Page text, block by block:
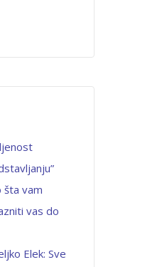
šta vam
vas do
Elek: Sve